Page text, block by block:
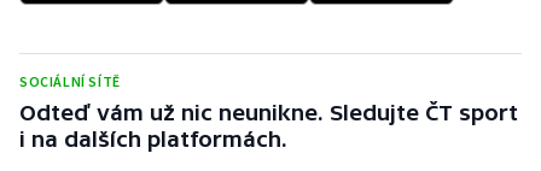
SOCIÁLNÍ SÍTĚ
Odteď vám už nic neunikne. Sledujte ČT sport
i na dalších platformách.